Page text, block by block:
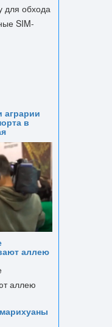
аграрии
в
аллею